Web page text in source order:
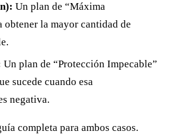
Un plan de “Máxima
obtener la mayor cantidad de
Un plan de “Protección Impecable”
sucede cuando esa
negativa.
completa para ambos casos.